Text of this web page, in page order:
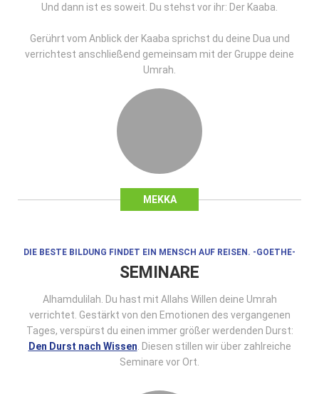
MEKKA
Und dann ist es soweit. Du stehst vor ihr: Der Kaaba.
Gerührt vom Anblick der Kaaba sprichst du deine Dua und
verrichtest anschließend gemeinsam mit der Gruppe deine
Umrah.
DIE BESTE BILDUNG FINDET EIN MENSCH AUF REISEN. -GOETHE-
SEMINARE
Alhamdulilah. Du hast mit Allahs Willen deine Umrah
verrichtet. Gestärkt von den Emotionen des vergangenen
Tages, verspürst du einen immer größer werdenden Durst:
Den Durst nach Wissen . Diesen stillen wir über zahlreiche
Seminare vor Ort.